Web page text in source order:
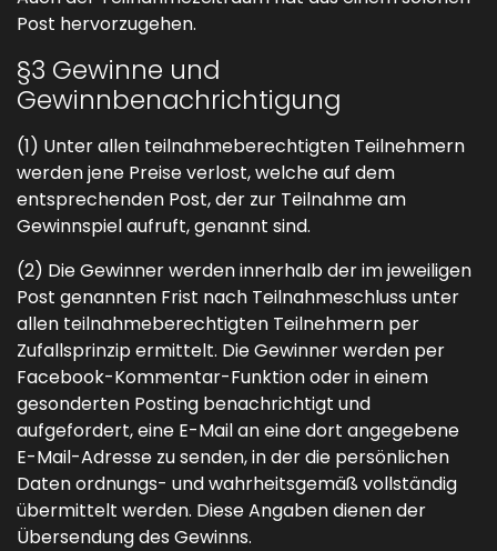
Post hervorzugehen.
§3 Gewinne und
Gewinnbenachrichtigung
(1) Unter allen teilnahmeberechtigten Teilnehmern
werden jene Preise verlost, welche auf dem
entsprechenden Post, der zur Teilnahme am
Gewinnspiel aufruft, genannt sind.
(2) Die Gewinner werden innerhalb der im jeweiligen
Post genannten Frist nach Teilnahmeschluss unter
allen teilnahmeberechtigten Teilnehmern per
Zufallsprinzip ermittelt. Die Gewinner werden per
Facebook-Kommentar-Funktion oder in einem
gesonderten Posting benachrichtigt und
aufgefordert, eine E-Mail an eine dort angegebene
E-Mail-Adresse zu senden, in der die persönlichen
Daten ordnungs- und wahrheitsgemäß vollständig
übermittelt werden. Diese Angaben dienen der
Übersendung des Gewinns.